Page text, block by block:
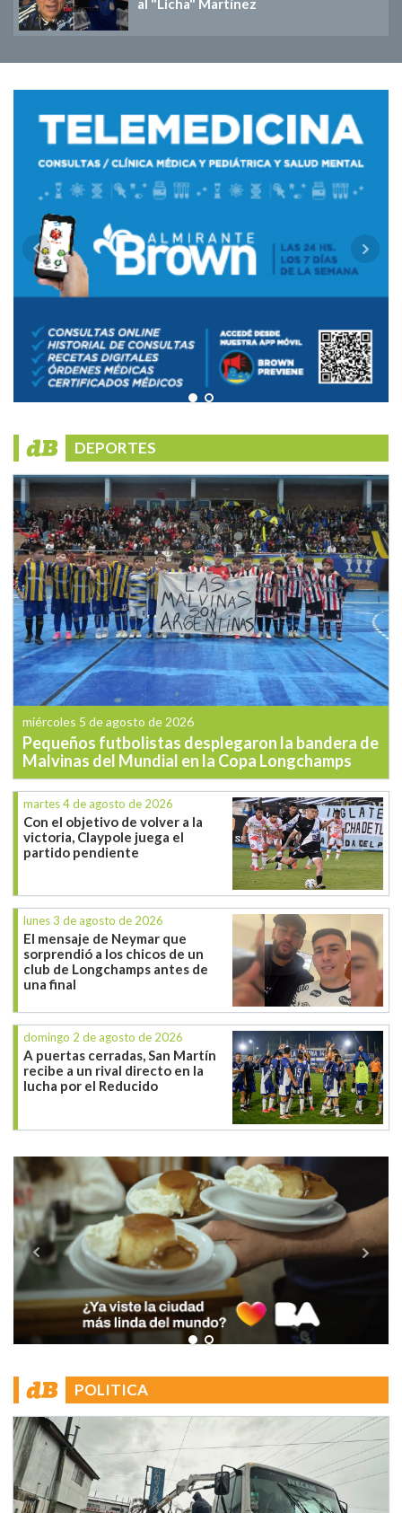
al "Licha" Martínez
DEPORTES
miércoles 5 de agosto de 2026
Pequeños futbolistas desplegaron la bandera de
Malvinas del Mundial en la Copa Longchamps
martes 4 de agosto de 2026
Con el objetivo de volver a la
victoria, Claypole juega el
partido pendiente
lunes 3 de agosto de 2026
El mensaje de Neymar que
sorprendió a los chicos de un
club de Longchamps antes de
una final
domingo 2 de agosto de 2026
A puertas cerradas, San Martín
recibe a un rival directo en la
lucha por el Reducido
POLITICA